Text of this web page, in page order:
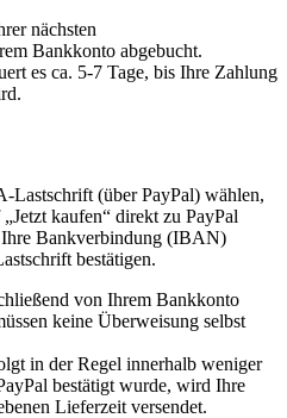
nächsten
Bankkonto abgebucht.
es ca. 5-7 Tage, bis Ihre Zahlung
Lastschrift (über PayPal) wählen,
kaufen“ direkt zu PayPal
Bankverbindung (IBAN)
bestätigen.
von Ihrem Bankkonto
keine Überweisung selbst
in der Regel innerhalb weniger
bestätigt wurde, wird Ihre
Lieferzeit versendet.